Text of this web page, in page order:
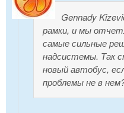
Gennady
рамки, и мы
самые сильные
надсистемы. Так
новый автобус,
проблемы не в